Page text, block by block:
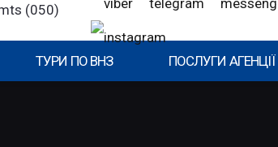
(050)
ТУРИ ПО ВНЗ ПОСЛУГИ АГЕНЦІЇ